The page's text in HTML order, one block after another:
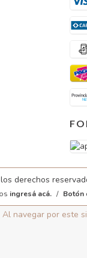
Al navegar por este
derechos
ingresá acá. / Botón